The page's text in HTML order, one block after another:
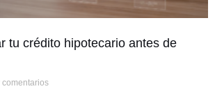
tu crédito hipotecario antes de
comentarios